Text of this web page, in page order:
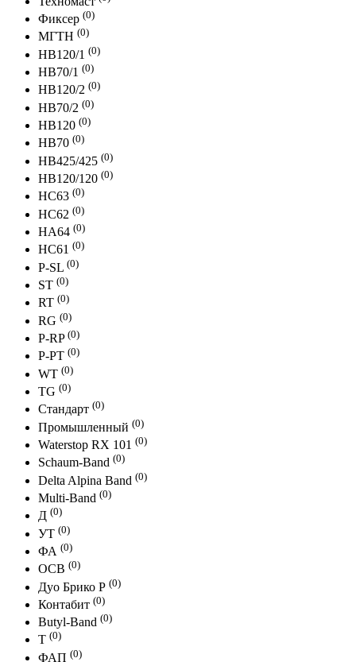
Фиксер (0)
МГТН (0)
HB120/1 (0)
HB70/1 (0)
HB120/2 (0)
HB70/2 (0)
HB120 (0)
HB70 (0)
HB425/425 (0)
HB120/120 (0)
HC63 (0)
HC62 (0)
HA64 (0)
HC61 (0)
P-SL (0)
ST (0)
RT (0)
RG (0)
P-RP (0)
P-PT (0)
WT (0)
TG (0)
Стандарт (0)
Промышленный (0)
Waterstop RX 101 (0)
Schaum-Band (0)
Delta Alpina Band (0)
Multi-Band (0)
Д (0)
УТ (0)
ФА (0)
ОСВ (0)
Дуо Брико Р (0)
Контабит (0)
Butyl-Band (0)
Т (0)
ФАП (0)